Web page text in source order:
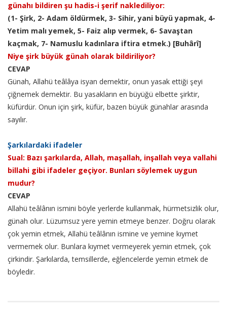
günahı bildiren şu hadis-i şerif naklediliyor:
(1- Şirk, 2- Adam öldürmek, 3- Sihir, yani büyü yapmak, 4-
Yetim malı yemek, 5- Faiz alıp vermek, 6- Savaştan
kaçmak, 7- Namuslu kadınlara iftira etmek.) [Buhârî]
Niye şirk büyük günah olarak bildiriliyor?
CEVAP
Günah, Allahü teâlâya isyan demektir, onun yasak ettiği şeyi
çiğnemek demektir. Bu yasakların en büyüğü elbette şirktir,
küfürdür. Onun için şirk, küfür, bazen büyük günahlar arasında
sayılır.
Şarkılardaki ifadeler
Sual: Bazı şarkılarda, Allah, maşallah, inşallah veya vallahi
billahi gibi ifadeler geçiyor. Bunları söylemek uygun
mudur?
CEVAP
Allahü teâlânın ismini böyle yerlerde kullanmak, hürmetsizlik olur,
günah olur. Lüzumsuz yere yemin etmeye benzer. Doğru olarak
çok yemin etmek, Allahü teâlânın ismine ve yemine kıymet
vermemek olur. Bunlara kıymet vermeyerek yemin etmek, çok
çirkindir. Şarkılarda, temsillerde, eğlencelerde yemin etmek de
böyledir.